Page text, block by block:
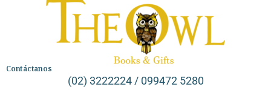
Contáctanos
(02) 3222224 / 099472 5280